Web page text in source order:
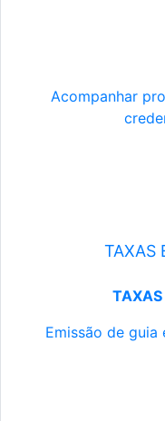
Acompanhar
TAXAS
TAXAS
Emissão de